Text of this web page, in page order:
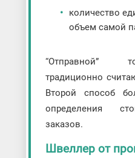
количество
объем самой
“Отправной”
традиционно
Второй способ
определения
заказов.
Швеллер от